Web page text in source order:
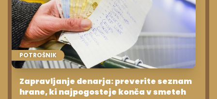
POTROŠNIK
Zapravljanje denarja: preverite seznam
hrane, ki najpogosteje konča v smeteh